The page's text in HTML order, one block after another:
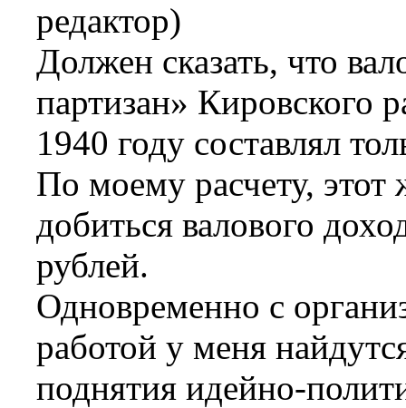
редактор)
Должен сказать, что
партизан» Кировского
1940 году составлял
По моему расчету, этот
добиться валового
рублей.
Одновременно с
работой у меня
поднятия идейно-